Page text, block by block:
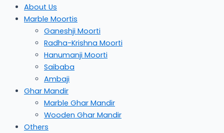
About Us
Marble Moortis
Ganeshji Moorti
Radha-Krishna Moorti
Hanumanji Moorti
Saibaba
Ambaji
Ghar Mandir
Marble Ghar Mandir
Wooden Ghar Mandir
Others